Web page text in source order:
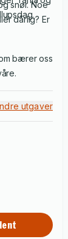
snør. Noe
dårlig? Er
bærer oss
utgaver